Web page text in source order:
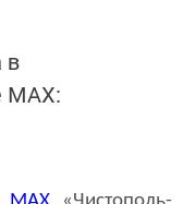
в
MАХ: